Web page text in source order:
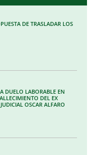
DE TRASLADAR LOS
DUELO LABORABLE EN
DEL EX
OSCAR ALFARO